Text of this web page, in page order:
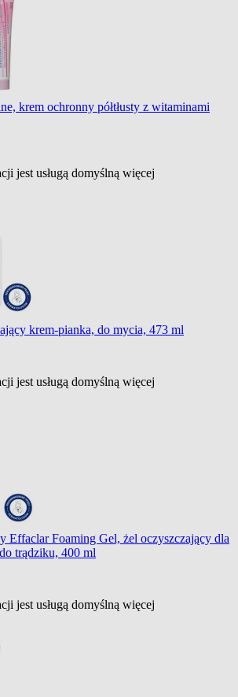
krem ochronny półtłusty z witaminami
jest usługą domyślną więcej
krem-pianka, do mycia, 473 ml
jest usługą domyślną więcej
Effaclar Foaming Gel, żel oczyszczający dla
trądziku, 400 ml
jest usługą domyślną więcej